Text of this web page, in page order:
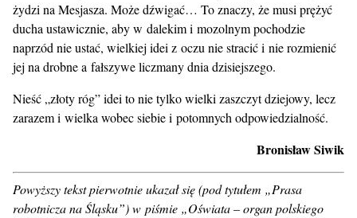
żydzi na Mesjasza. Może dźwigać… To znaczy, że musi prężyć
ducha ustawicznie, aby w dalekim i mozolnym pochodzie
naprzód nie ustać, wielkiej idei z oczu nie stracić i nie rozmienić
jej na drobne a fałszywe liczmany dnia dzisiejszego.
Nieść „złoty róg” idei to nie tylko wielki zaszczyt dziejowy, lecz
zarazem i wielka wobec siebie i potomnych odpowiedzialność.
Bronisław Siwik
Powyższy tekst pierwotnie ukazał się (pod tytułem „Prasa
robotnicza na Śląsku”) w piśmie „Oświata – organ polskiego